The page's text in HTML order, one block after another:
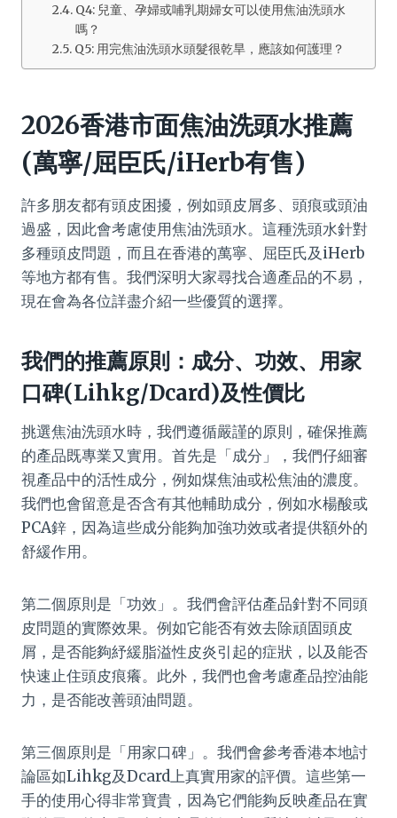
Q4: 兒童、孕婦或哺乳期婦女可以使用焦油洗頭水
嗎？
Q5: 用完焦油洗頭水頭髮很乾旱，應該如何護理？
2026香港市面焦油洗頭水推薦
(萬寧/屈臣氏/iHerb有售)
許多朋友都有頭皮困擾，例如頭皮屑多、頭痕或頭油
過盛，因此會考慮使用焦油洗頭水。這種洗頭水針對
多種頭皮問題，而且在香港的萬寧、屈臣氏及iHerb
等地方都有售。我們深明大家尋找合適產品的不易，
現在會為各位詳盡介紹一些優質的選擇。
我們的推薦原則：成分、功效、用家
口碑(Lihkg/Dcard)及性價比
挑選焦油洗頭水時，我們遵循嚴謹的原則，確保推薦
的產品既專業又實用。首先是「成分」，我們仔細審
視產品中的活性成分，例如煤焦油或松焦油的濃度。
我們也會留意是否含有其他輔助成分，例如水楊酸或
PCA鋅，因為這些成分能夠加強功效或者提供額外的
舒緩作用。
第二個原則是「功效」。我們會評估產品針對不同頭
皮問題的實際效果。例如它能否有效去除頑固頭皮
屑，是否能夠紓緩脂溢性皮炎引起的症狀，以及能否
快速止住頭皮痕癢。此外，我們也會考慮產品控油能
力，是否能改善頭油問題。
第三個原則是「用家口碑」。我們會參考香港本地討
論區如Lihkg及Dcard上真實用家的評價。這些第一
手的使用心得非常寶貴，因為它們能夠反映產品在實